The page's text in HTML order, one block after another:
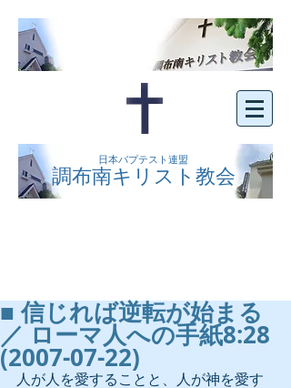
日本バプテスト連盟
調布南キリスト教会
■ 信じれば逆転が始まる
／ ローマ人への手紙8:28
(2007-07-22)
人が人を愛することと、人が神を愛す